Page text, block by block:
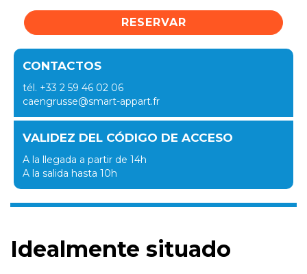
RESERVAR
CONTACTOS
tél. +33 2 59 46 02 06
caengrusse@smart-appart.fr
VALIDEZ DEL CÓDIGO DE ACCESO
A la llegada a partir de 14h
A la salida hasta 10h
Idealmente situado